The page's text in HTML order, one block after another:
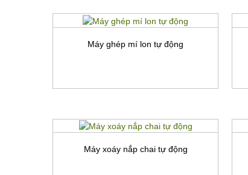
Xem chi tiết
Máy ghép mí lon tự động
Xem chi tiết
Máy xoáy nắp chai tự động